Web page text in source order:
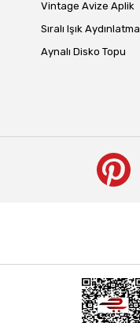
Vintage Avize Aplik
Sıralı Işık Aydınlatma
Aynalı Disko Topu